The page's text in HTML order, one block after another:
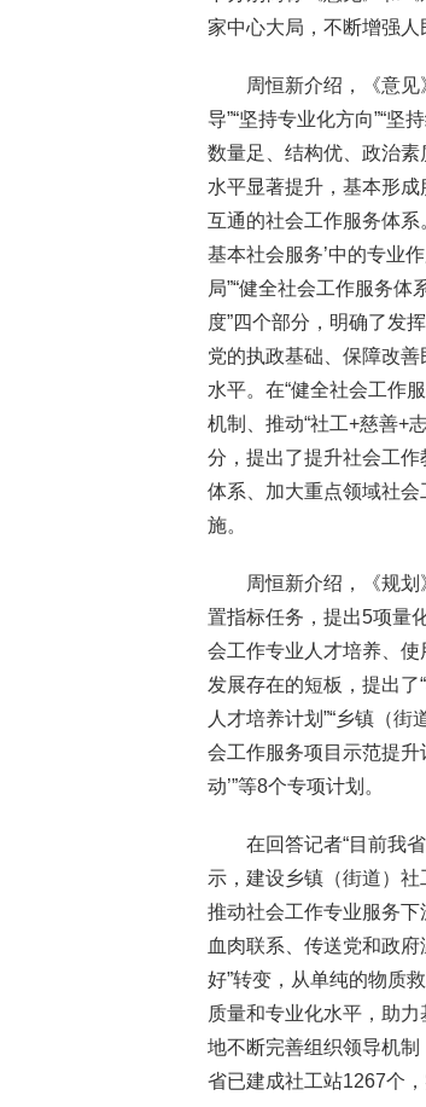
家中心大局，不断增强人
周恒新介绍，《意
导”“坚持专业化方向”“坚
数量足、结构优、政治
水平显著提升，基本形成
互通的社会工作服务体系
基本社会服务’中的专业
局”“健全社会工作服务体
度”四个部分，明确了发
党的执政基础、保障改
水平。在“健全社会工作
机制、推动“社工+慈善+
分，提出了提升社会工
体系、加大重点领域社
施。
周恒新介绍，《规
置指标任务，提出5项量
会工作专业人才培养、
发展存在的短板，提出了
人才培养计划”“乡镇（
会工作服务项目示范提升
动’”等8个专项计划。
在回答记者“目前我
示，建设乡镇（街道）
推动社会工作专业服务
血肉联系、传送党和政
好”转变，从单纯的物质
质量和专业化水平，助
地不断完善组织领导机
省已建成社工站1267个，